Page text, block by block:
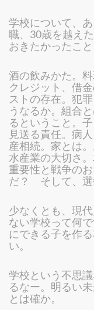
学校について、
職、30歳を越え
おきたかったこと
酒の飲みかた。
クレジット、借
ストの存在。犯
うなるか。組合
るということ。
見送る責任。病
産相続。家とは
水産業の大切さ
重要性と戦争の
だ？ そして、選
少なくとも、現
ない学校って何
にできる子を作
い。
学校という不思
るなー。明るい
とは確か。